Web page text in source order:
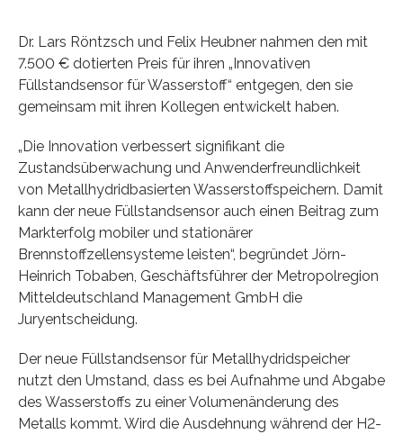
Dr. Lars Röntzsch und Felix Heubner nahmen den mit
7.500 € dotierten Preis für ihren „Innovativen
Füllstandsensor für Wasserstoff“ entgegen, den sie
gemeinsam mit ihren Kollegen entwickelt haben.
„Die Innovation verbessert signifikant die
Zustandsüberwachung und Anwenderfreundlichkeit
von Metallhydridbasierten Wasserstoffspeichern. Damit
kann der neue Füllstandsensor auch einen Beitrag zum
Markterfolg mobiler und stationärer
Brennstoffzellensysteme leisten“, begründet Jörn-
Heinrich Tobaben, Geschäftsführer der Metropolregion
Mitteldeutschland Management GmbH die
Juryentscheidung.
Der neue Füllstandsensor für Metallhydridspeicher
nutzt den Umstand, dass es bei Aufnahme und Abgabe
des Wasserstoffs zu einer Volumenänderung des
Metalls kommt. Wird die Ausdehnung während der H2-